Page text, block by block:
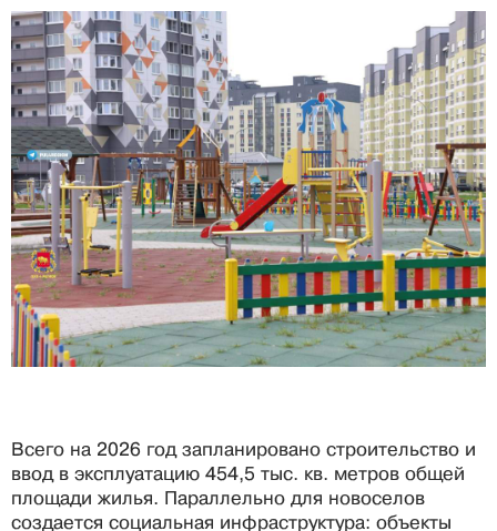
Всего на 2026 год запланировано строительство и
ввод в эксплуатацию 454,5 тыс. кв. метров общей
площади жилья. Параллельно для новоселов
создается социальная инфраструктура: объекты